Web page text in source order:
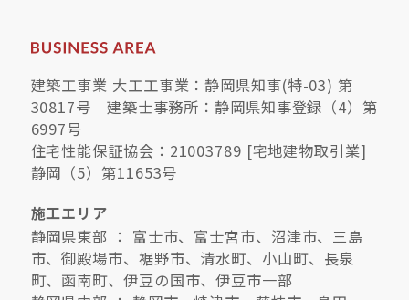
建築工事業 大工工事業：静岡県知事(特-03) 第
30817号 建築士事務所：静岡県知事登録（4）第
6997号
住宅性能保証協会：21003789 [宅地建物取引業]
静岡（5）第11653号
施工エリア
静岡県東部 ： 富士市、富士宮市、沼津市、三島
市、御殿場市、裾野市、清水町、小山町、長泉
町、函南町、伊豆の国市、伊豆市一部